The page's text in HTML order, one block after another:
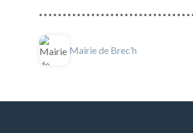
Mairie de Brec’h